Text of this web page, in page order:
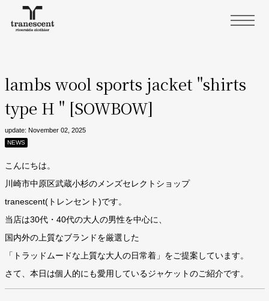
lambs wool sports jacket "shirts
type H " [SOWBOW]
update: November 02, 2025
NEWS
こんにちは。
川崎市中原区武蔵小杉のメンズセレクトショップ
tranescent(トレンセント)です。
当店は30代・40代の大人の男性を中心に、
国内外の上質なブランドを厳選した
「トラッドムードな上質な大人の日常着」をご提案しています。
さて、本日は個人的にも愛用しているジャケットのご紹介です。